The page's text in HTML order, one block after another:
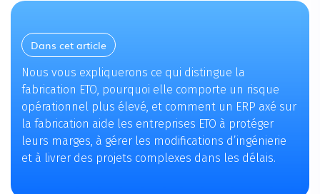
Dans cet article
Nous vous expliquerons ce qui distingue la
fabrication ETO, pourquoi elle comporte un risque
opérationnel plus élevé, et comment un ERP axé sur
la fabrication aide les entreprises ETO à protéger
leurs marges, à gérer les modifications d’ingénierie
et à livrer des projets complexes dans les délais.